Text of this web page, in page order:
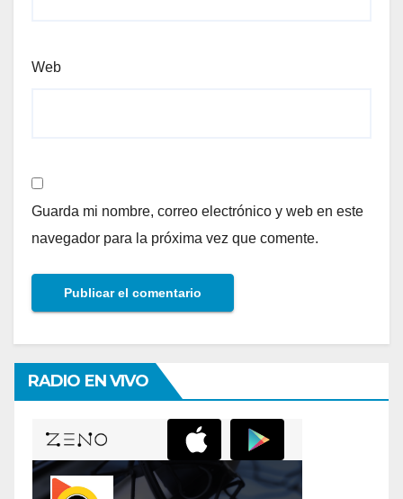
Web
Guarda mi nombre, correo electrónico y web en este
navegador para la próxima vez que comente.
RADIO EN VIVO